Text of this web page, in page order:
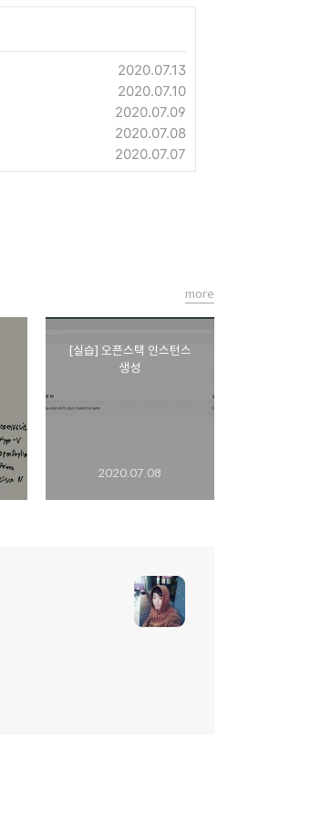
2020.07.13
2020.07.10
2020.07.09
2020.07.08
2020.07.07
[실습] 오픈스택 인스턴스
생성
2020.07.08
more